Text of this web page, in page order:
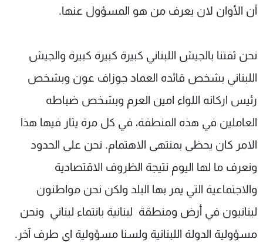
آن الأوان لان يعرف من هو المسؤول عنها.
نحن ثقتنا بالجيش اللبناني كبيرة كبيرة كبيرة والجيش
اللبناني بشخص قائده العماد جوزاف عون وبشخص
رئيس اركانه اللواء امين العرم وبشخص ضباطه
العاملين في هذه المنطقة، في كل مرة يثار فيها هذا
الامر كان يحظى بمنتهى الاهتمام. نحن على الحدود
ونعرف ما لها اليوم نتيجة الظروف الاقتصادية
والاجتماعية التي يمر بها البلد ولكن نحن مواطنون
لبنانيون في أرض ومنطقة لبنانية بانتماء لبناني ونحن
مسؤولية الدولة اللبنانية ولسنا مسؤولية اي طرف آخر.